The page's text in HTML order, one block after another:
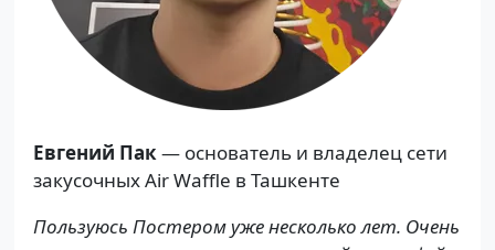
Евгений Пак— основатель и владелец сети
закусочных Air Waffle в Ташкенте
Пользуюсь Постером уже несколько лет. Очень